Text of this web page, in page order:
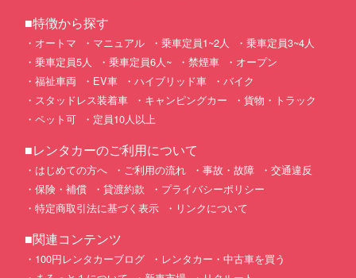
■特徴から探す
オートマ マニュアル 乗車定員1~2人
乗車定員3~4人
乗車定員5人
乗車定員6人~ 禁煙車
オープン
福祉車両
EV車 ハイブリッド車
バイク
スタッドレス装着車
キャンピングカー
貨物・トラック
ペット可
定員10人以上
■レンタカーのご利用について
はじめての方へ ご利用の流れ 事故・故障
交通違反
保険・補償
貸渡約款
プライバシーポリシー
特定商取引法に基づく表示
リンクについて
■関連コンテンツ
100円レンタカーブログ
レンタカー・中古車を買う